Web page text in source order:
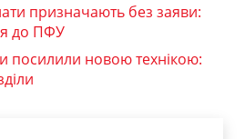
призначають без заяви:
до ПФУ
новою технікою: